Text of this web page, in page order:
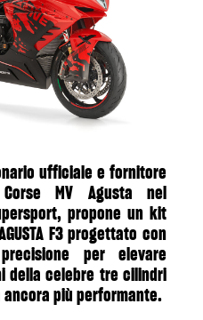
ufficiale e fornitore
MV Agusta nel
propone un kit
F3 progettato con
per elevare
della celebre tre cilindri
più performante.